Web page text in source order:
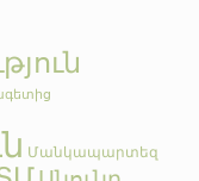
Մանկապարտեզ